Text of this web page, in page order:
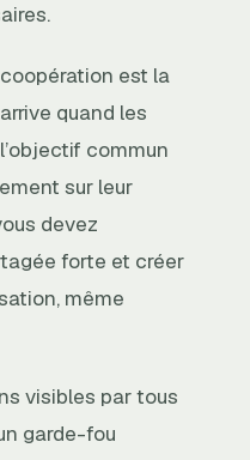
est la
quand les
commun
sur leur
devez
forte et créer
même
visibles par tous
garde-fou